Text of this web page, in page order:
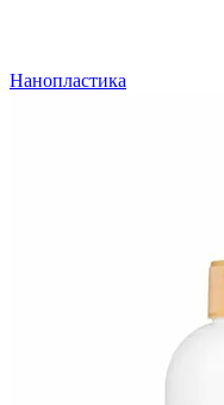
Нанопластика